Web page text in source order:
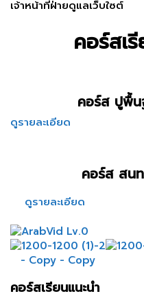
เจ้าหน้าที่ฝ่ายดูแลเว็บใซต์
คอร์สเ
คอร์ส ปูพื้น
ดูรายละเอียด
คอร์ส สน
ดูรายละเอียด
คอร์สเรียนแนะนำ